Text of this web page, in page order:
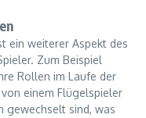
ein weiterer Aspekt des
Zum Beispiel
Rollen im Laufe der
einem Flügelspieler
gewechselt sind, was